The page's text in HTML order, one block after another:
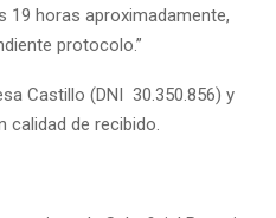
19 horas aproximadamente,
protocolo.”
Castillo (DNI 30.350.856) y
de recibido.